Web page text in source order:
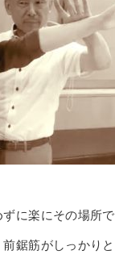
に楽にその場所で
鋸筋がしっかりと